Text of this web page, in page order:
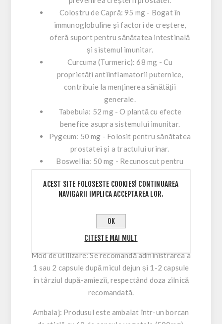
Colostru de Capră: 95 mg - Bogat în
immunoglobuline și factori de creștere,
oferă suport pentru sănătatea intestinală
și sistemul imunitar.
Curcuma (Turmeric): 68 mg - Cu
proprietăți antiinflamatorii puternice,
contribuie la menținerea sănătății
generale.
Tabebuia: 52 mg - O plantă cu efecte
benefice asupra sistemului imunitar.
Pygeum: 50 mg - Folosit pentru sănătatea
prostatei și a tractului urinar.
Boswellia: 50 mg - Recunoscut pentru
Lactoferrină: 5 mg - O proteină cu
proprietăți antibacteriene și
Capsulă în gel vegetal - Pentru o
administrare ușoară și naturală.
Mod de utilizare:Se recomandă administrarea a
1 sau 2 capsule după micul dejun și 1-2 capsule
în târziul după-amiezii, respectând doza zilnică
recomandată.
Ambalaj: Produsul este ambalat într-un borcan
ACEST SITE FOLOSESTE COOKIES! CONTINUAREA
NAVIGARII IMPLICA ACCEPTAREA LOR.
OK
CITESTE MAI MULT